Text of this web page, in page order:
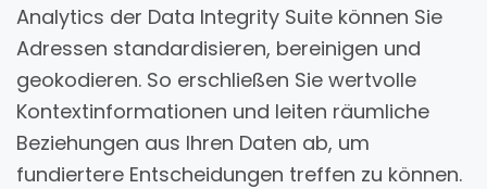
Analytics der Data Integrity Suite können Sie
Adressen standardisieren, bereinigen und
geokodieren. So erschließen Sie wertvolle
Kontextinformationen und leiten räumliche
Beziehungen aus Ihren Daten ab, um
fundiertere Entscheidungen treffen zu können.